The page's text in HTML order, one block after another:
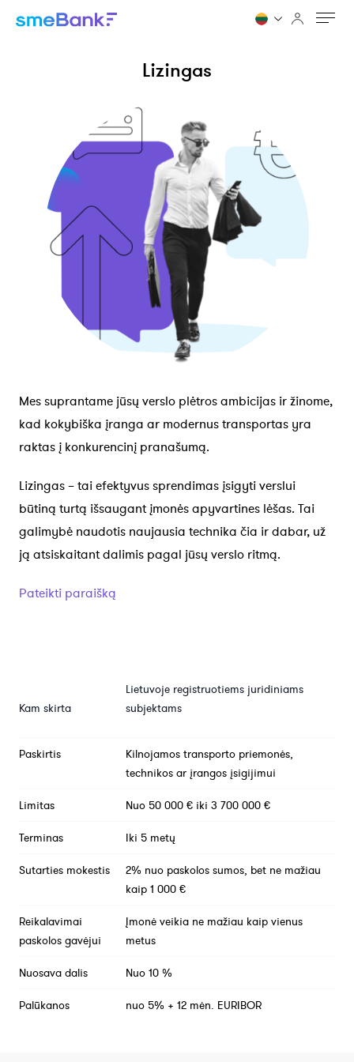
Lizingas
Mes suprantame jūsų verslo plėtros ambicijas ir žinome,
kad kokybiška įranga ar modernus transportas yra
raktas į konkurencinį pranašumą.
Lizingas – tai efektyvus sprendimas įsigyti verslui
būtiną turtą išsaugant įmonės apyvartines lėšas. Tai
galimybė naudotis naujausia technika čia ir dabar, už
ją atsiskaitant dalimis pagal jūsų verslo ritmą.
Pateikti paraišką
Kam skirta
Lietuvoje registruotiems juridiniams
subjektams
Paskirtis
Kilnojamos transporto priemonės,
technikos ar įrangos įsigijimui
Limitas Nuo 50 000 € iki 3 700 000 €
Terminas Iki 5 metų
Sutarties mokestis
2% nuo paskolos sumos, bet ne mažiau
kaip 1 000 €
Reikalavimai
paskolos gavėjui
Įmonė veikia ne mažiau kaip vienus
metus
Nuosava dalis Nuo 10 %
Palūkanos nuo 5% + 12 mėn. EURIBOR